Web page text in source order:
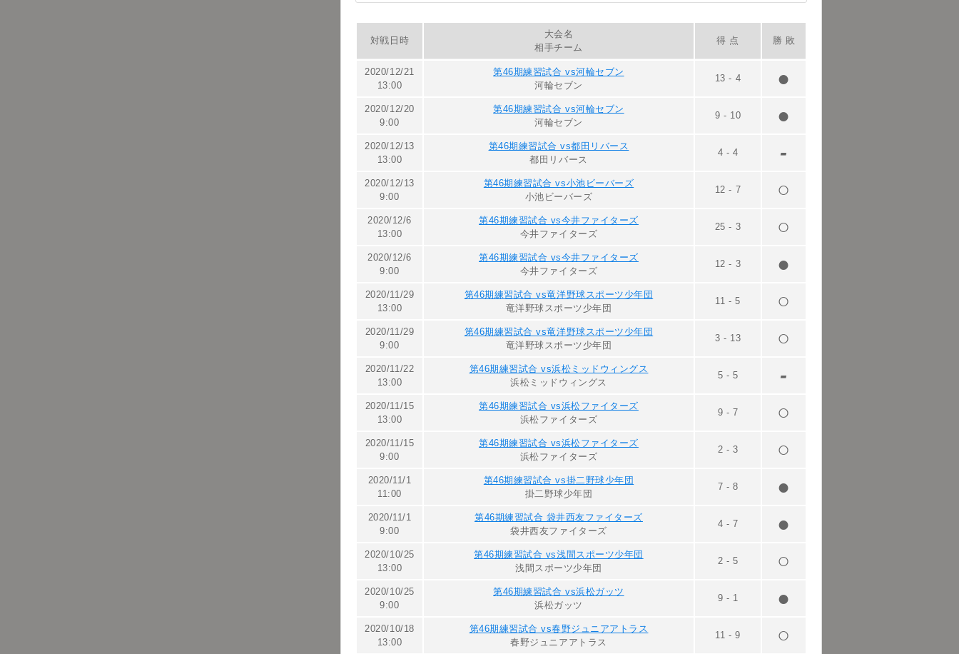
対戦日時
大会名
相手チーム
得 点 勝 敗
2020/12/21
13:00
第46期練習試合 vs河輪セブン
河輪セブン
13 - 4
2020/12/20
9:00
第46期練習試合 vs河輪セブン
河輪セブン
9 - 10
2020/12/13
13:00
第46期練習試合 vs都田リバース
都田リバース
4 - 4
2020/12/13
9:00
第46期練習試合 vs小池ビーバーズ
小池ビーバーズ
12 - 7
2020/12/6
13:00
第46期練習試合 vs今井ファイターズ
今井ファイターズ
25 - 3
2020/12/6
9:00
第46期練習試合 vs今井ファイターズ
今井ファイターズ
12 - 3
2020/11/29
13:00
第46期練習試合 vs竜洋野球スポーツ少年団
竜洋野球スポーツ少年団
11 -5
2020/11/29
9:00
第46期練習試合 vs竜洋野球スポーツ少年団
竜洋野球スポーツ少年団
3 - 13
2020/11/22
13:00
第46期練習試合 vs浜松ミッドウィングス
浜松ミッドウィングス
5 - 5
2020/11/15
13:00
第46期練習試合 vs浜松ファイターズ
浜松ファイターズ
9 - 7
2020/11/15
9:00
第46期練習試合 vs浜松ファイターズ
浜松ファイターズ
2 - 3
2020/11/1
11:00
第46期練習試合 vs掛二野球少年団
掛二野球少年団
7 - 8
2020/11/1
9:00
第46期練習試合 袋井西友ファイターズ
袋井西友ファイターズ
4 - 7
2020/10/25
13:00
第46期練習試合 vs浅間スポーツ少年団
浅間スポーツ少年団
2 - 5
2020/10/25
9:00
第46期練習試合 vs浜松ガッツ
浜松ガッツ
9 - 1
2020/10/18
13:00
第46期練習試合 vs春野ジュニアアトラス
春野ジュニアアトラス
11 -9